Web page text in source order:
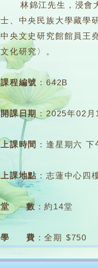
林錦江先生，浸會大
士、中央民族大學藏學
中央文史研究館館員王
文化研究〉。
課程編號 ：642B
開課日期 ：2025年02月
上課時間 ：逢星期六
上課地點 ：志蓮中心四
堂 數：約14堂
學 費 ：全期 $750